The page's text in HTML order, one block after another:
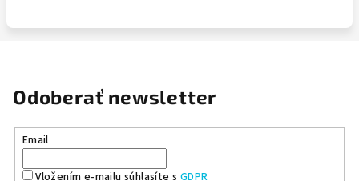
Odoberať newsletter
Email
Vložením e-mailu súhlasíte s GDPR